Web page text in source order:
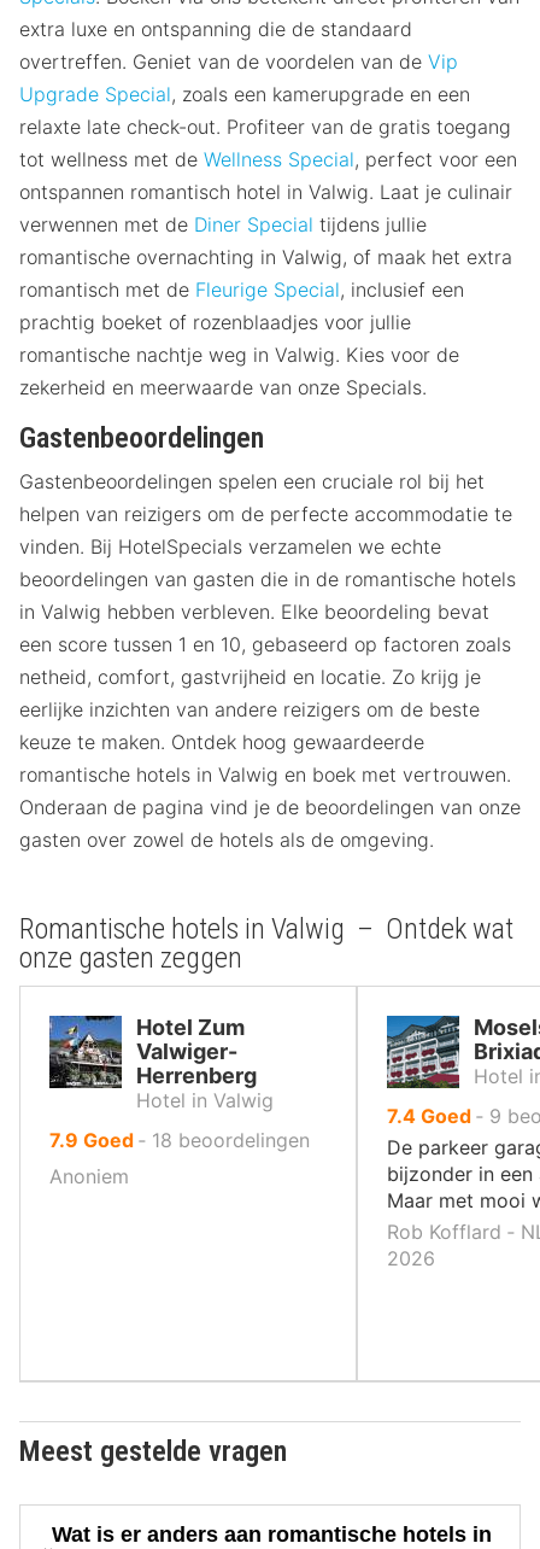
extra luxe en ontspanning die de standaard
overtreffen. Geniet van de voordelen van de Vip
Upgrade Special, zoals een kamerupgrade en een
relaxte late check-out. Profiteer van de gratis toegang
tot wellness met de Wellness Special, perfect voor een
ontspannen romantisch hotel in Valwig. Laat je culinair
verwennen met de Diner Special tijdens jullie
romantische overnachting in Valwig, of maak het extra
romantisch met de Fleurige Special, inclusief een
prachtig boeket of rozenblaadjes voor jullie
romantische nachtje weg in Valwig. Kies voor de
zekerheid en meerwaarde van onze Specials.
Gastenbeoordelingen
Gastenbeoordelingen spelen een cruciale rol bij het
helpen van reizigers om de perfecte accommodatie te
vinden. Bij HotelSpecials verzamelen we echte
beoordelingen van gasten die in de romantische hotels
in Valwig hebben verbleven. Elke beoordeling bevat
een score tussen 1 en 10, gebaseerd op factoren zoals
netheid, comfort, gastvrijheid en locatie. Zo krijg je
eerlijke inzichten van andere reizigers om de beste
keuze te maken. Ontdek hoog gewaardeerde
romantische hotels in Valwig en boek met vertrouwen.
Onderaan de pagina vind je de beoordelingen van onze
gasten over zowel de hotels als de omgeving.
Romantische hotels in Valwig – Ontdek wat
onze gasten zeggen
Hotel Zum
Valwiger-
Herrenberg
Hotel in Valwig
7.9 uit
10
Goed ‐ 18 beoordelingen
Anoniem
Hotel
7.4uit
10
,
Goed ‐ 9
De parkeer
bijzonder in een
Maar met mooi
Rob Kofflard ‐
2026
Meest gestelde vragen
Wat is er anders aan romantische hotels in